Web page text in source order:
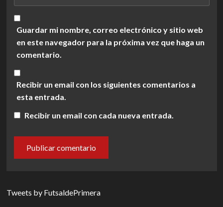
Guardar mi nombre, correo electrónico y sitio web
en este navegador para la próxima vez que haga un
comentario.
Recibir un email con los siguientes comentarios a
esta entrada.
Recibir un email con cada nueva entrada.
Tweets by FutsaldePrimera